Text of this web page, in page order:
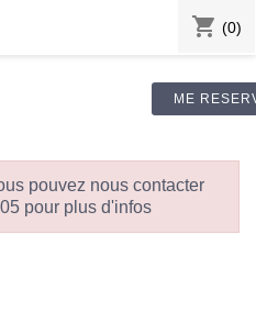
shopping_cart (0)
ME
pouvez nous contacter
pour plus d'infos